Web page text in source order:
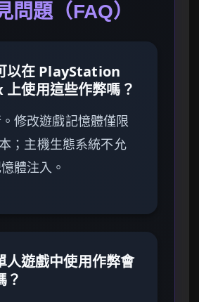
問題（FAQ）
以在 PlayStation
上使用這些作弊嗎？
修改遊戲記憶體僅限
；主機生態系統不允
體注入。
人遊戲中使用作弊會
？